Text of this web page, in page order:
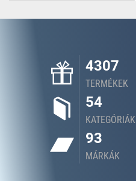
4307
TERMÉKEK
54
KATEGÓRIÁK
93
MÁRKÁK